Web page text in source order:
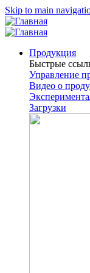
Skip to main
Продукция
Быстрые
Управление
Видео о
Загрузки